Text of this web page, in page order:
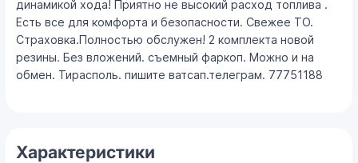
динамикой хода! Приятно не высокий расход топлива .
Есть все для комфорта и безопасности. Свежее ТО.
Страховка.Полностью обслужен! 2 комплекта новой
резины. Без вложений. съемный фаркоп. Можно и на
обмен. Тирасполь. пишите ватсап.телеграм. 77751188
Характеристики